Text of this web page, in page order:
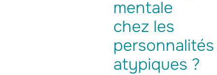
mentale
chez les
personnalités
atypiques ?